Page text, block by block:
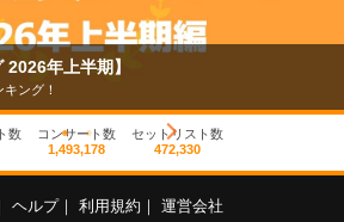
2026年上半期】
ング！
数
コンサート数
1,493,178
セットリスト数
472,330
｜ ヘルプ｜ 利用規約 ｜ 運営会社